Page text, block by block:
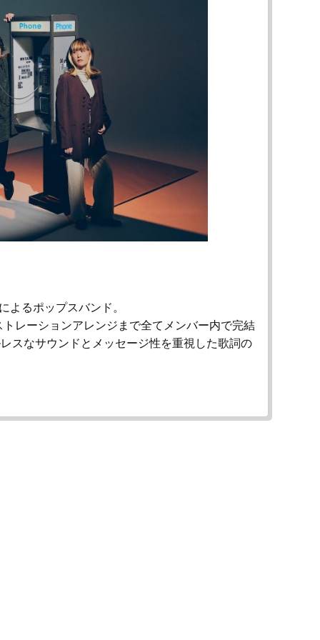
よるポップスバンド。
レーションアレンジまで全てメンバー内で完結
スなサウンドとメッセージ性を重視した歌詞の